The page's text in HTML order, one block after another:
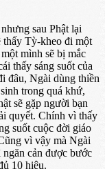
sau Phật lại
thấy Tỳ-kheo đi một
mình sẽ bị mắc
thấy sáng suốt của
đâu, Ngài dùng thiền
trong quá khứ,
sẽ gặp người bạn
quyết. Chính vì thấy
suốt cuộc đời giáo
vì vậy mà Ngài
cản được bước
10 hiệu.